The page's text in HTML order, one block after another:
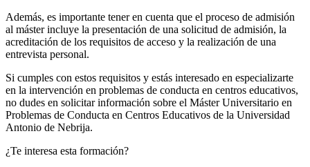
Además, es importante tener en cuenta que el proceso de admisión
al máster incluye la presentación de una solicitud de admisión, la
acreditación de los requisitos de acceso y la realización de una
entrevista personal.
Si cumples con estos requisitos y estás interesado en especializarte
en la intervención en problemas de conducta en centros educativos,
no dudes en solicitar información sobre el Máster Universitario en
Problemas de Conducta en Centros Educativos de la Universidad
Antonio de Nebrija.
¿Te interesa esta formación?